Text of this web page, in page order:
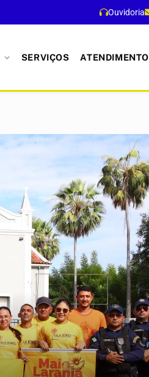
Ouvidoria
SERVIÇOS ATENDIMENTO